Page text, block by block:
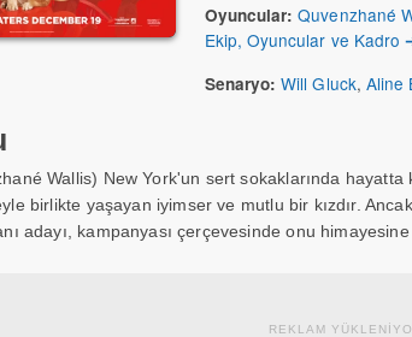
Oyuncular: Quvenzhané
Ekip, Oyuncular ve Kadro
Senaryo: Will Gluck, Aline
Wallis) New York'un sert sokaklarında
birlikte yaşayan iyimser ve mutlu bir kızdır.
adayı, kampanyası çerçevesinde onu
REKLAM